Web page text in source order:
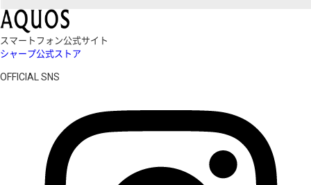
スマートフォン公式サイト
シャープ公式ストア
OFFICIAL SNS